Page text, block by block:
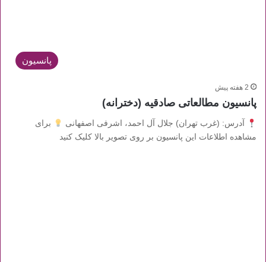
پانسیون
2 هفته پیش
پانسیون مطالعاتی صادقیه (دخترانه)
آدرس: (غرب تهران) جلال آل احمد، اشرفی اصفهانی
برای
مشاهده اطلاعات این پانسیون بر روی تصویر بالا کلیک کنید